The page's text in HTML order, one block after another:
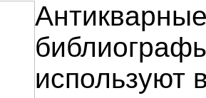
используют